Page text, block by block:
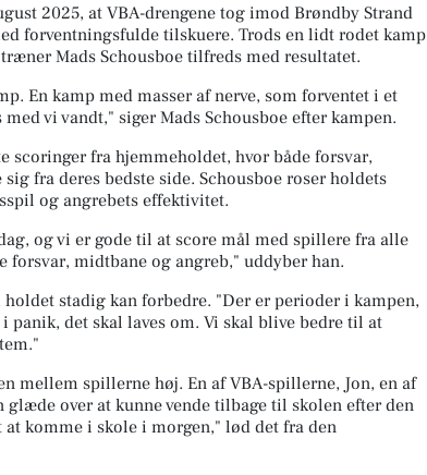
2025, at VBA-drengene tog imod Brøndby Strand
forventningsfulde tilskuere. Trods en lidt rodet kamp
Mads Schousboe tilfreds med resultatet.
En kamp med masser af nerve, som forventet i et
vi vandt," siger Mads Schousboe efter kampen.
scoringer fra hjemmeholdet, hvor både forsvar,
fra deres bedste side. Schousboe roser holdets
og angrebets effektivitet.
og vi er gode til at score mål med spillere fra alle
forsvar, midtbane og angreb," uddyber han.
stadig kan forbedre. "Der er perioder i kampen,
panik, det skal laves om. Vi skal blive bedre til at
mellem spillerne høj. En af VBA-spillerne, Jon, en af
glæde over at kunne vende tilbage til skolen efter den
komme i skole i morgen," lød det fra den